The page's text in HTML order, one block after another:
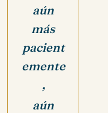
aún
más
pacient
emente
,
aún